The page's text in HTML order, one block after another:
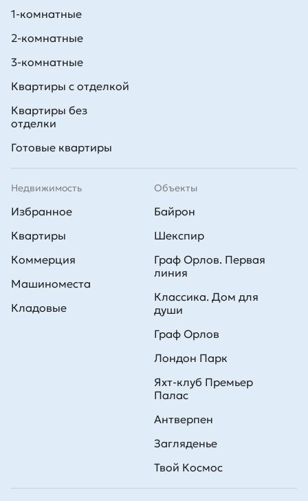
1-комнатные
2-комнатные
3-комнатные
Квартиры с отделкой
Квартиры без
отделки
Готовые квартиры
Недвижимость
Избранное
Квартиры
Коммерция
Машиноместа
Кладовые
Объекты
Байрон
Шекспир
Граф Орлов. Первая
линия
Классика. Дом для
души
Граф Орлов
Лондон Парк
Яхт-клуб Премьер
Палас
Антверпен
Загляденье
Твой Космос